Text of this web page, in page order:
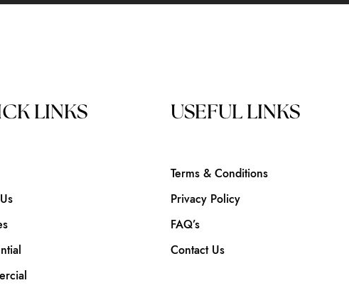
LINKS USEFUL LINKS
Terms & Conditions
Privacy Policy
FAQ’s
Contact Us